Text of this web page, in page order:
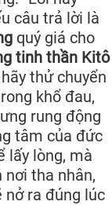
câu trả lời là
quý giá cho
tinh thần Kitô
thử chuyển
khổ đau,
rung động
tâm của đức
lấy lòng, mà
nơi tha nhân,
nở ra đúng lúc